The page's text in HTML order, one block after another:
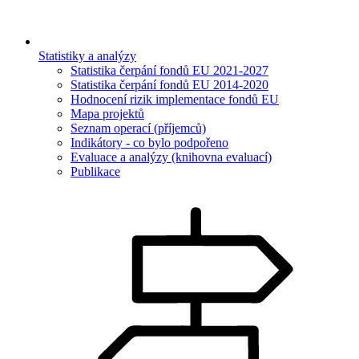
Statistiky a analýzy
Statistika čerpání fondů EU 2021-2027
Statistika čerpání fondů EU 2014-2020
Hodnocení rizik implementace fondů EU
Mapa projektů
Seznam operací (příjemců)
Indikátory - co bylo podpořeno
Evaluace a analýzy (knihovna evaluací)
Publikace